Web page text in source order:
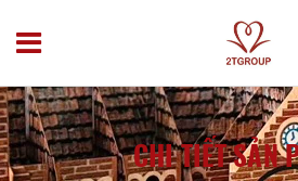
CHI TIẾT SẢN